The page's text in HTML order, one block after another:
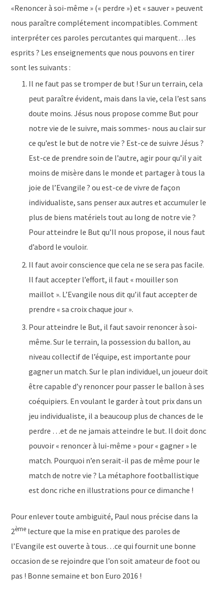
«Renoncer à soi-même » (« perdre ») et « sauver » peuvent
nous paraître complétement incompatibles. Comment
interpréter ces paroles percutantes qui marquent…les
esprits ? Les enseignements que nous pouvons en tirer
sont les suivants :
Il ne faut pas se tromper de but ! Sur un terrain, cela
peut paraître évident, mais dans la vie, cela l’est sans
doute moins. Jésus nous propose comme But pour
notre vie de le suivre, mais sommes- nous au clair sur
ce qu’est le but de notre vie ? Est-ce de suivre Jésus ?
Est-ce de prendre soin de l’autre, agir pour qu’il y ait
moins de misère dans le monde et partager à tous la
joie de l’Evangile ? ou est-ce de vivre de façon
individualiste, sans penser aux autres et accumuler le
plus de biens matériels tout au long de notre vie ?
Pour atteindre le But qu’Il nous propose, il nous faut
d’abord le vouloir.
Il faut avoir conscience que cela ne se sera pas facile.
Il faut accepter l’effort, il faut « mouiller son
maillot ». L’Evangile nous dit qu’il faut accepter de
prendre « sa croix chaque jour ».
Pour atteindre le But, il faut savoir renoncer à soi-
même. Sur le terrain, la possession du ballon, au
niveau collectif de l’équipe, est importante pour
gagner un match. Sur le plan individuel, un joueur doit
être capable d’y renoncer pour passer le ballon à ses
coéquipiers. En voulant le garder à tout prix dans un
jeu individualiste, il a beaucoup plus de chances de le
perdre …et de ne jamais atteindre le but. Il doit donc
pouvoir « renoncer à lui-même » pour « gagner » le
match. Pourquoi n’en serait-il pas de même pour le
match de notre vie ? La métaphore footballistique
est donc riche en illustrations pour ce dimanche !
Pour enlever toute ambiguïté, Paul nous précise dans la
2ème lecture que la mise en pratique des paroles de
l’Evangile est ouverte à tous…ce qui fournit une bonne
occasion de se rejoindre que l’on soit amateur de foot ou
pas ! Bonne semaine et bon Euro 2016 !